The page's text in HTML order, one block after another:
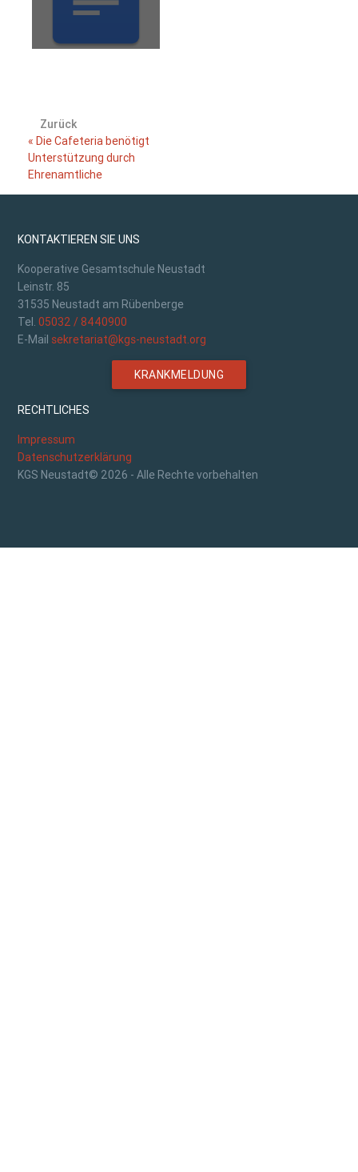
Zurück
« Die Cafeteria benötigt
Unterstützung durch
Ehrenamtliche
KONTAKTIEREN SIE UNS
Kooperative Gesamtschule Neustadt
Leinstr. 85
31535 Neustadt am Rübenberge
Tel.05032 / 8440900
E-Mail sekretariat@kgs-neustadt.org
KRANKMELDUNG
RECHTLICHES
Impressum
Datenschutzerklärung
KGS Neustadt© 2026 - Alle Rechte vorbehalten